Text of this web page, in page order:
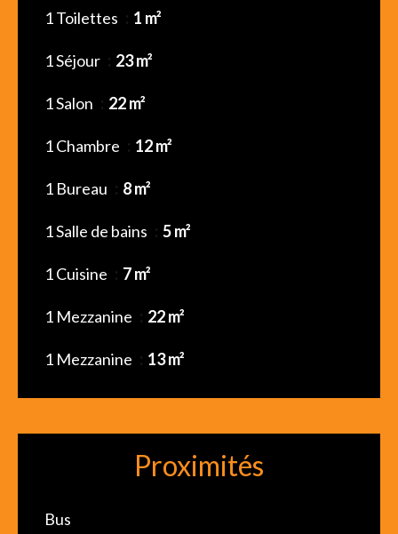
1 Toilettes 1 m²
1 Séjour 23 m²
1 Salon 22 m²
1 Chambre 12 m²
1 Bureau 8 m²
1 Salle de bains 5 m²
1 Cuisine 7 m²
1 Mezzanine 22 m²
1 Mezzanine 13 m²
Proximités
Bus